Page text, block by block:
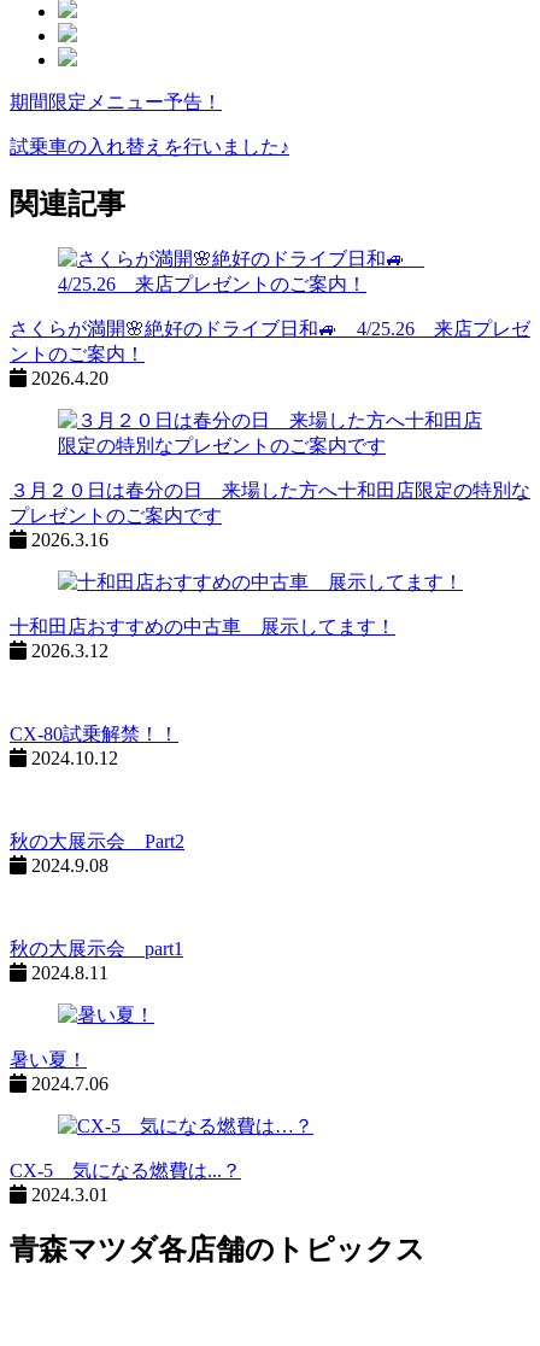
ペ
ー
ジ
ネ
ョ
ン
%title
期間限定メニュー予告！
試乗車の入れ替えを行いました♪
関連記事
さくらが満開🌸絶好のドライブ日和🚙 4/25.26 来店プレゼ
ントのご案内！
2026.4.20
３月２０日は春分の日 来場した方へ十和田店限定の特別な
プレゼントのご案内です
2026.3.16
十和田店おすすめの中古車 展示してます！
2026.3.12
CX-80試乗解禁！！
2024.10.12
秋の大展示会 Part2
2024.9.08
秋の大展示会 part1
2024.8.11
暑い夏！
2024.7.06
CX-5 気になる燃費は...？
2024.3.01
青森マツダ各店舗のトピックス